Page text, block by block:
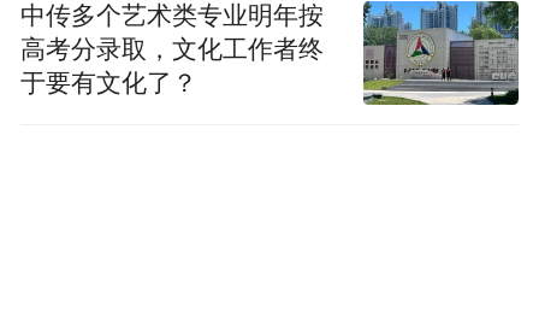
中传多个艺术类专业明年按
高考分录取，文化工作者终
于要有文化了？